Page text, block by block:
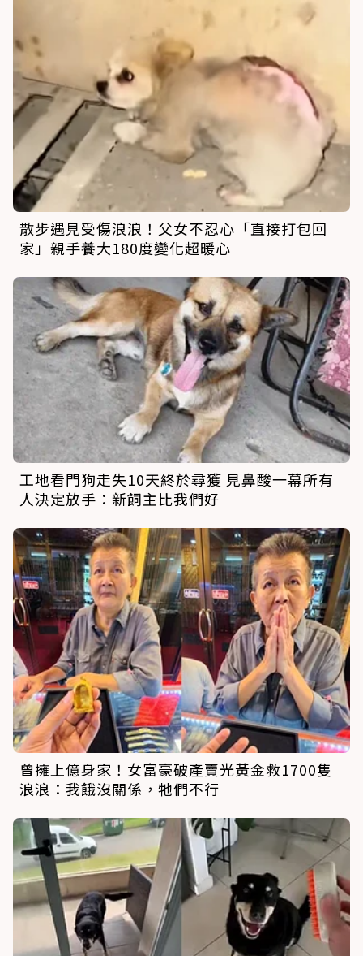
散步遇見受傷浪浪！父女不忍心「直接打包回
家」親手養大180度變化超暖心
工地看門狗走失10天終於尋獲 見鼻酸一幕所有
人決定放手：新飼主比我們好
曾擁上億身家！女富豪破產賣光黃金救1700隻
浪浪：我餓沒關係，牠們不行